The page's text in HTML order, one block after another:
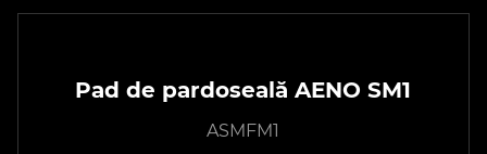
Pad de pardoseală AENO SM1
ASMFM1